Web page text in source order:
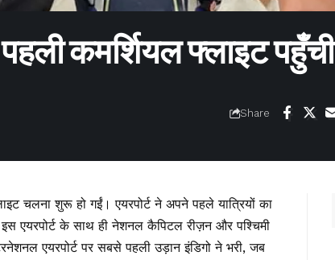
कमर्शियल फ्लाइट पहुँची
Share
चलना शुरू हो गईं। एयरपोर्ट ने अपने पहले यात्रियों का
एयरपोर्ट के साथ ही नेशनल कैपिटल रीज़न और पश्चिमी
एयरपोर्ट पर सबसे पहली उड़ान इंडिगो ने भरी, जब